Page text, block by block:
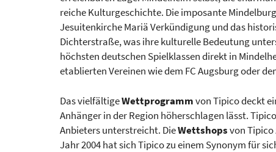
reiche Kulturgeschichte. Die imposante
Jesuitenkirche Mariä Verkündigung und das
Dichterstraße, was ihre kulturelle Bedeutung
höchsten deutschen Spielklassen direkt in
etablierten Vereinen wie dem FC Augsburg oder
Das vielfältigeWettprogrammvon Tipico deckt
Anhänger in der Region höherschlagen lässt.
Anbieters unterstreicht. DieWettshopsvon Tipico
Jahr 2004 hat sich Tipico zu einem Synonym für